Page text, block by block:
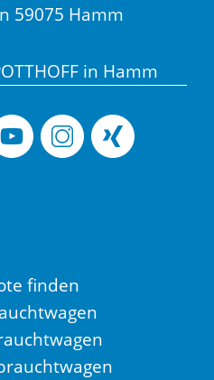
59075 Hamm
finden